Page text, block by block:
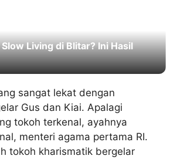
Living di Blitar? Ini Hasil
sangat lekat dengan
Gus dan Kiai. Apalagi
tokoh terkenal, ayahnya
menteri agama pertama RI.
tokoh kharismatik bergelar